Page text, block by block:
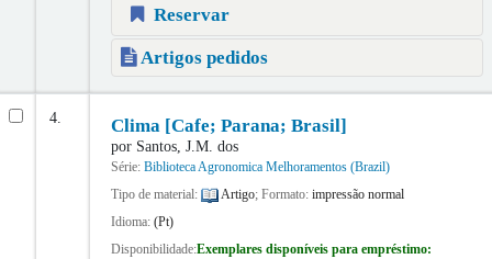
Reservar
Artigos pedidos
4. Clima [Cafe; Parana; Brasil]
por Santos, J.M. dos
Série: Biblioteca Agronomica Melhoramentos (Brazil)
Tipo de material:
Artigo; Formato: impressão normal
Idioma: (Pt)
Disponibilidade:Exemplares disponíveis para empréstimo: